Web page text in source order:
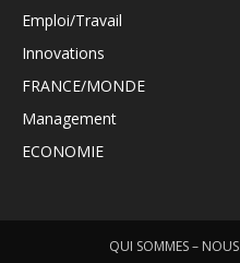
Emploi/Travail
Innovations
FRANCE/MONDE
Management
ECONOMIE
QUI SOMMES – NOUS